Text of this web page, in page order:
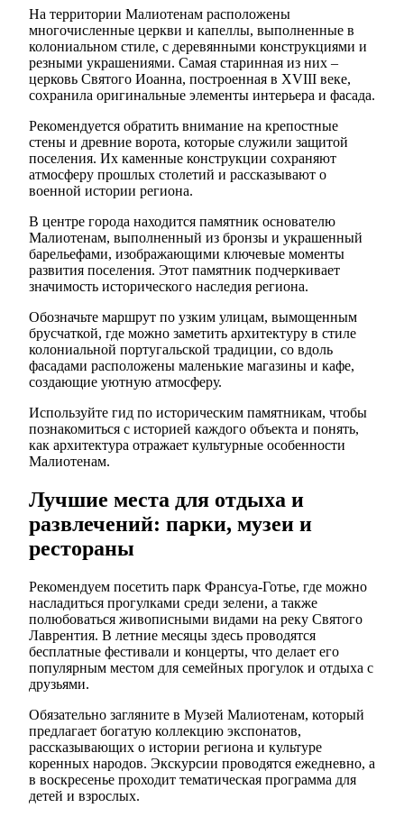
На территории Малиотенам расположены
многочисленные церкви и капеллы, выполненные в
колониальном стиле, с деревянными конструкциями и
резными украшениями. Самая старинная из них –
церковь Святого Иоанна, построенная в XVIII веке,
сохранила оригинальные элементы интерьера и фасада.
Рекомендуется обратить внимание на крепостные
стены и древние ворота, которые служили защитой
поселения. Их каменные конструкции сохраняют
атмосферу прошлых столетий и рассказывают о
военной истории региона.
В центре города находится памятник основателю
Малиотенам, выполненный из бронзы и украшенный
барельефами, изображающими ключевые моменты
развития поселения. Этот памятник подчеркивает
значимость исторического наследия региона.
Обозначьте маршрут по узким улицам, вымощенным
брусчаткой, где можно заметить архитектуру в стиле
колониальной португальской традиции, со вдоль
фасадами расположены маленькие магазины и кафе,
создающие уютную атмосферу.
Используйте гид по историческим памятникам, чтобы
познакомиться с историей каждого объекта и понять,
как архитектура отражает культурные особенности
Малиотенам.
Лучшие места для отдыха и
развлечений: парки, музеи и
рестораны
Рекомендуем посетить парк Франсуа-Готье, где можно
насладиться прогулками среди зелени, а также
полюбоваться живописными видами на реку Святого
Лаврентия. В летние месяцы здесь проводятся
бесплатные фестивали и концерты, что делает его
популярным местом для семейных прогулок и отдыха с
друзьями.
Обязательно загляните в Музей Малиотенам, который
предлагает богатую коллекцию экспонатов,
рассказывающих о истории региона и культуре
коренных народов. Экскурсии проводятся ежедневно, а
в воскресенье проходит тематическая программа для
детей и взрослых.